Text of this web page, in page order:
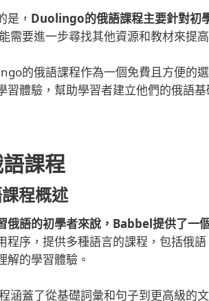
是， Duolingo的俄語課程主要針對初
需要進一步尋找其他資源和教材來提
的俄語課程作為一個免費且方便的
習體驗，幫助學習者建立他們的俄語基
課程
程概述
俄語的初學者來說，Babbel提供了一
程序，提供多種語言的課程，包括俄
解的學習體驗。
涵蓋了從基礎詞彙和句子到更高級的